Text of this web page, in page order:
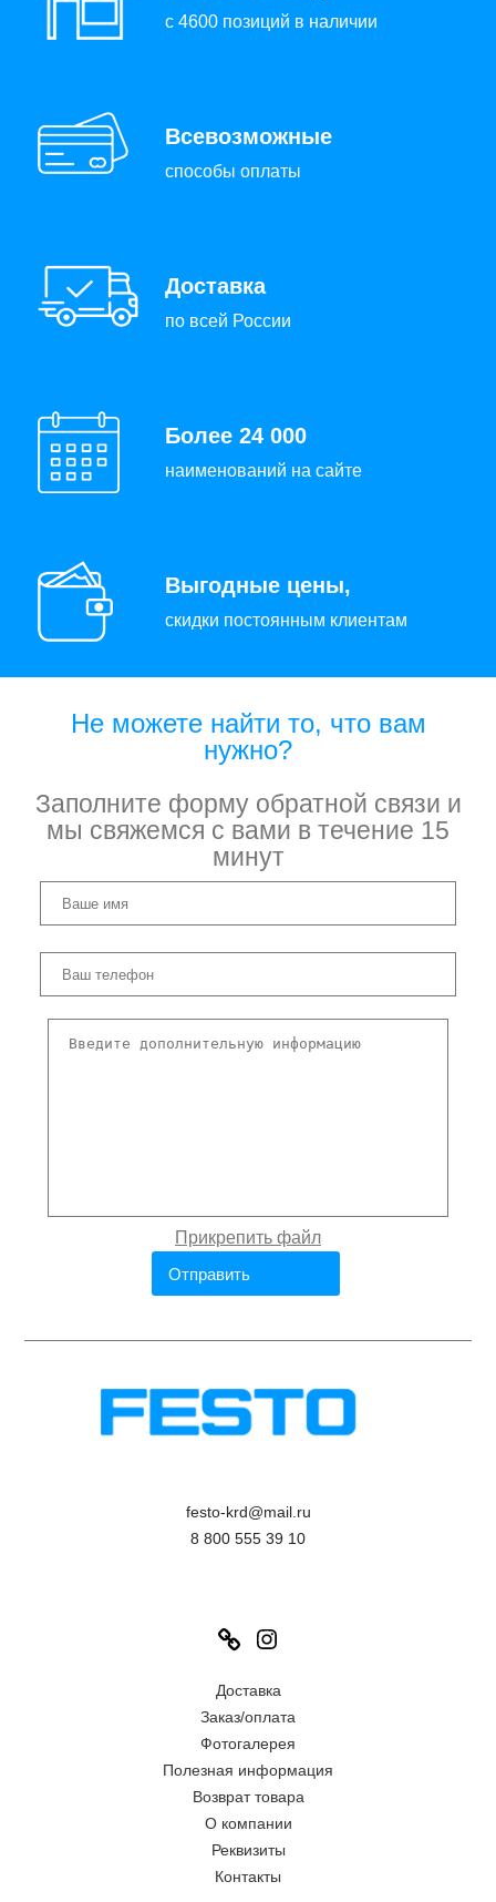
с 4600 позиций в наличии
Всевозможные
способы оплаты
Доставка
по всей России
Более 24 000
наименований на сайте
Выгодные цены,
скидки постоянным клиентам
Не можете найти то, что вам
нужно?
Заполните форму обратной связи и
мы свяжемся с вами в течение 15
минут
festo-krd@mail.ru
8 800 555 39 10
Link
Доставка
Заказ/оплата
Фотогалерея
Полезная информация
Возврат товара
О компании
Реквизиты
Контакты